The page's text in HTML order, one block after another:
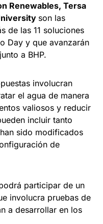
Renewables, Tersa
son las
de las 11 soluciones
Day y que avanzarán
a BHP.
involucran
el agua de manera
valiosos y reducir
incluir tanto
sido modificados
de
participar de un
involucra pruebas de
a desarrollar en los